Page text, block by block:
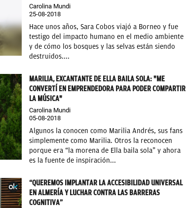
Carolina Mundi
25-08-2018
Hace unos años, Sara Cobos viajó a Borneo y fue
testigo del impacto humano en el medio ambiente
y de cómo los bosques y las selvas están siendo
destruidos....
MARILIA, EXCANTANTE DE ELLA BAILA SOLA: "ME
CONVERTÍ EN EMPRENDEDORA PARA PODER COMPARTIR
LA MÚSICA"
Carolina Mundi
05-08-2018
Algunos la conocen como Marilia Andrés, sus fans
simplemente como Marilia. Otros la reconocen
porque era “la morena de Ella baila sola” y ahora
es la fuente de inspiración...
“QUEREMOS IMPLANTAR LA ACCESIBILIDAD UNIVERSAL
EN ALMERÍA Y LUCHAR CONTRA LAS BARRERAS
COGNITIVA”